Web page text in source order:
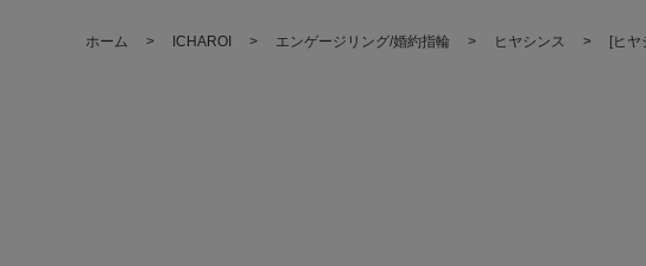
ホーム > ICHAROI > エンゲージリング/婚約指輪 > ヒヤシンス > [ヒ